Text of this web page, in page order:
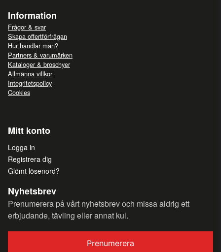
Information
Frågor & svar
Skapa offertförfrågan
Hur handlar man?
Partners & varumärken
Kataloger & broschyer
Allmänna villkor
Integritetspolicy
Cookies
Mitt konto
Logga in
Registrera dig
Glömt lösenord?
Nyhetsbrev
Prenumerera på vårt nyhetsbrev och missa aldrig ett
erbjudande, tävling eller annat kul.
Prenumerera